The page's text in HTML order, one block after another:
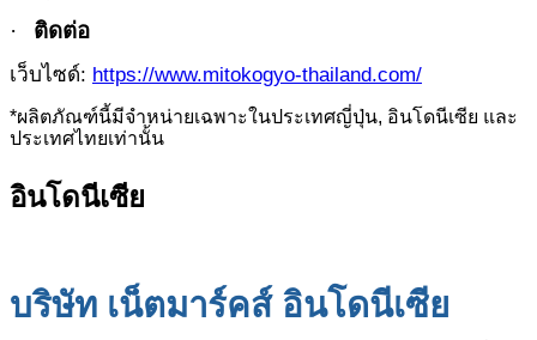
· ติดต่อ
เว็บไซด์: https://www.mitokogyo-thailand.com/
*ผลิตภัณฑ์นี้มีจำหน่ายเฉพาะในประเทศญี่ปุ่น, อินโดนีเซีย และ
ประเทศไทยเท่านั้น
อินโดนีเซีย
บริษัท เน็ตมาร์คส์ อินโดนีเซีย